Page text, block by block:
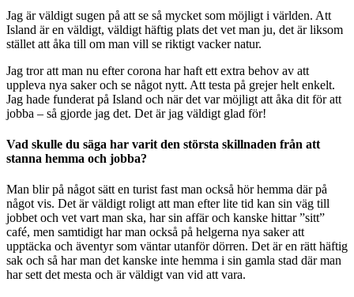
Jag är väldigt sugen på att se så mycket som möjligt i världen. Att
Island är en väldigt, väldigt häftig plats det vet man ju, det är liksom
stället att åka till om man vill se riktigt vacker natur.
Jag tror att man nu efter corona har haft ett extra behov av att
uppleva nya saker och se något nytt. Att testa på grejer helt enkelt.
Jag hade funderat på Island och när det var möjligt att åka dit för att
jobba – så gjorde jag det. Det är jag väldigt glad för!
Vad skulle du säga har varit den största skillnaden från att
stanna hemma och jobba?
Man blir på något sätt en turist fast man också hör hemma där på
något vis. Det är väldigt roligt att man efter lite tid kan sin väg till
jobbet och vet vart man ska, har sin affär och kanske hittar ”sitt”
café, men samtidigt har man också på helgerna nya saker att
upptäcka och äventyr som väntar utanför dörren. Det är en rätt häftig
sak och så har man det kanske inte hemma i sin gamla stad där man
har sett det mesta och är väldigt van vid att vara.